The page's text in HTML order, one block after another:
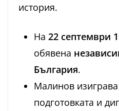
история.
На 22 септември
обявена
България.
Малинов
подготовката и